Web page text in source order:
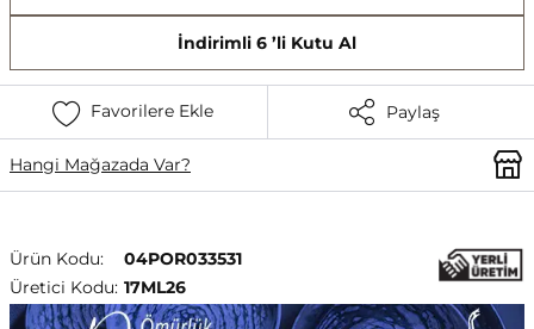
İndirimli 6 ’li Kutu Al
Favorilere Ekle Paylaş
Hangi Mağazada Var?
Ürün Kodu:
04POR033531
Üretici Kodu: 17ML26